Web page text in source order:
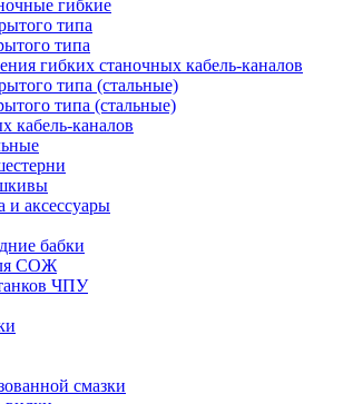
гибкие
типа
типа
гибких станочных кабель-каналов
типа (стальные)
типа (стальные)
кабель-каналов
и аксессуары
бабки
СОЖ
ЧПУ
смазки